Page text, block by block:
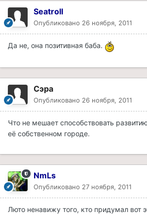
Seatroll
Опубликовано 26 ноября, 2011
Да не, она позитивная баба.
Сэра
Опубликовано 26 ноября, 2011
Что не мешает способствовать
её собственном городе.
NmLs
Опубликовано 27 ноября, 2011
Люто ненавижу того, кто придумал вот